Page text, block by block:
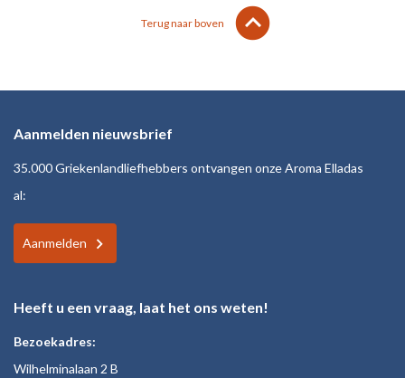
Terug naar boven lens
keyboard_arrow_up
Aanmelden nieuwsbrief
35.000 Griekenlandliefhebbers ontvangen onze Aroma Elladas
al:
Aanmelden
Heeft u een vraag, laat het ons weten!
Bezoekadres:
Wilhelminalaan 2 B